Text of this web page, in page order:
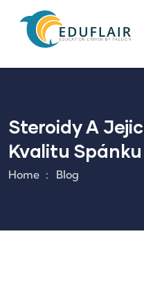
Steroidy A
Kvalitu Spánku
Home Blog